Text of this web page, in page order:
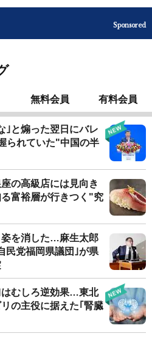
Sponsored
無料会員 有料会員
｣と煽った翌日にバレ
られていた"中国の半
の高級店には見向き
富裕層が行きつく"究
を消した…麻生太郎
民党福岡県議団｣が県
はむしろ逆効果…東北
の主役に据えた｢腎臓